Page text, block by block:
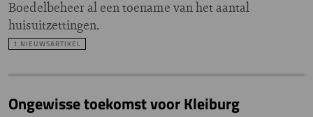
Boedelbeheer al een toename van het aantal
huisuitzettingen.
1 NIEUWSARTIKEL
Ongewisse toekomst voor Kleiburg